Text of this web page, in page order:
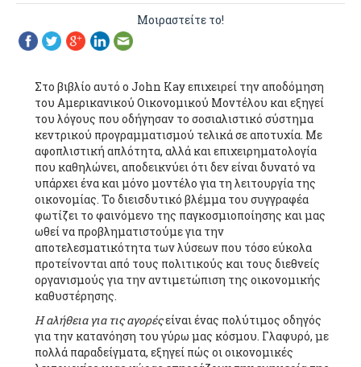
Μοιραστείτε το!
Στο βιβλίο αυτό ο John Kay επιχειρεί την αποδόμηση
του Αμερικανικού Οικονομικού Μοντέλου και εξηγεί
του λόγους που οδήγησαν το σοσιαλιστικό σύστημα
κεντρικού προγραμματισμού τελικά σε αποτυχία. Με
αφοπλιστική απλότητα, αλλά και επιχειρηματολογία
που καθηλώνει, αποδεικνύει ότι δεν είναι δυνατό να
υπάρχει ένα και μόνο μοντέλο για τη λειτουργία της
οικονομίας. Το διεισδυτικό βλέμμα του συγγραφέα
φωτίζει το φαινόμενο της παγκοσμιοποίησης και μας
ωθεί να προβληματιστούμε για την
αποτελεσματικότητα των λύσεων που τόσο εύκολα
προτείνονται από τους πολιτικούς και τους διεθνείς
οργανισμούς για την αντιμετώπιση της οικονομικής
καθυστέρησης.
Η αλήθεια για τις αγορέςείναι ένας πολύτιμος οδηγός
για την κατανόηση του γύρω μας κόσμου. Γλαφυρό, με
πολλά παραδείγματα, εξηγεί πώς οι οικονομικές